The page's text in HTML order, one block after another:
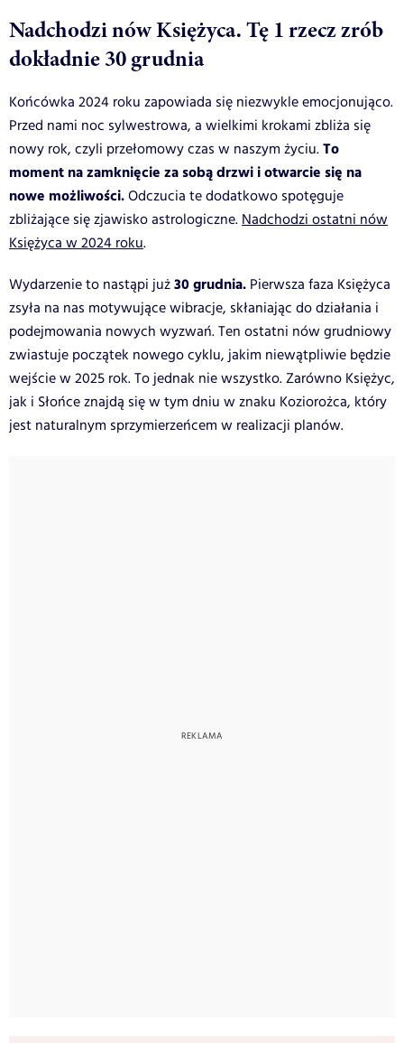
Nadchodzi nów Księżyca. Tę 1 rzecz zrób
dokładnie 30 grudnia
Końcówka 2024 roku zapowiada się niezwykle emocjonująco.
Przed nami noc sylwestrowa, a wielkimi krokami zbliża się
nowy rok, czyli przełomowy czas w naszym życiu.To
moment na zamknięcie za sobą drzwi i otwarcie się na
nowe możliwości.Odczucia te dodatkowo spotęguje
zbliżające się zjawisko astrologiczne.Nadchodzi ostatni nów
Księżyca w 2024 roku.
Wydarzenie to nastąpi już30 grudnia. Pierwsza faza Księżyca
zsyła na nas motywujące wibracje, skłaniając do działania i
podejmowania nowych wyzwań. Ten ostatni nów grudniowy
zwiastuje początek nowego cyklu, jakim niewątpliwie będzie
wejście w 2025 rok. To jednak nie wszystko. Zarówno Księżyc,
jak i Słońce znajdą się w tym dniu w znaku Koziorożca, który
jest naturalnym sprzymierzeńcem w realizacji planów.